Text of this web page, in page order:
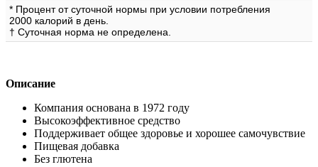
* Процент от суточной нормы при условии потребления
2000 калорий в день.
† Суточная норма не определена.
Описание
Компания основана в 1972 году
Высокоэффективное средство
Поддерживает общее здоровье и хорошее самочувствие
Пищевая добавка
Без глютена